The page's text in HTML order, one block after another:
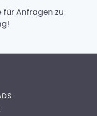
für Anfragen zu